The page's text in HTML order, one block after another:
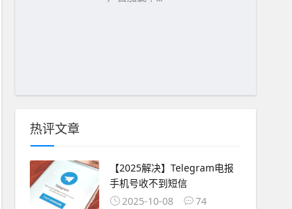
热评文章
【2025解决】Telegram电报
手机号收不到短信
2025-10-08
74